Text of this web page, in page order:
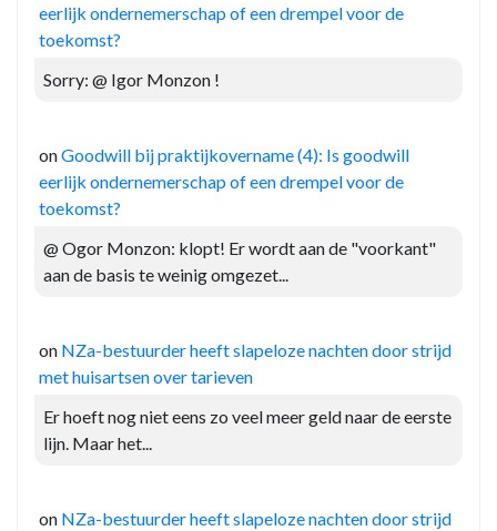
eerlijk ondernemerschap of een drempel voor de
toekomst?
Sorry: @ Igor Monzon !
onGoodwill bij praktijkovername (4): Is goodwill
eerlijk ondernemerschap of een drempel voor de
toekomst?
@ Ogor Monzon: klopt! Er wordt aan de "voorkant"
aan de basis te weinig omgezet...
on NZa-bestuurder heeft slapeloze nachten door strijd
met huisartsen over tarieven
Er hoeft nog niet eens zo veel meer geld naar de eerste
lijn. Maar het...
on NZa-bestuurder heeft slapeloze nachten door strijd